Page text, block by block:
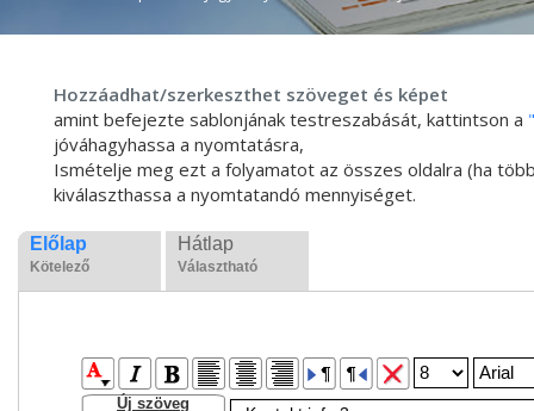
Hozzáadhat/szerkeszthet szöveget és képet
amint befejezte sablonjának testreszabását, kattintson a
jóváhagyhassa a nyomtatásra,
Ismételje meg ezt a folyamatot az összes oldalra (ha
kiválaszthassa a nyomtatandó mennyiséget.
Előlap
Kötelező
Hátlap
Választható